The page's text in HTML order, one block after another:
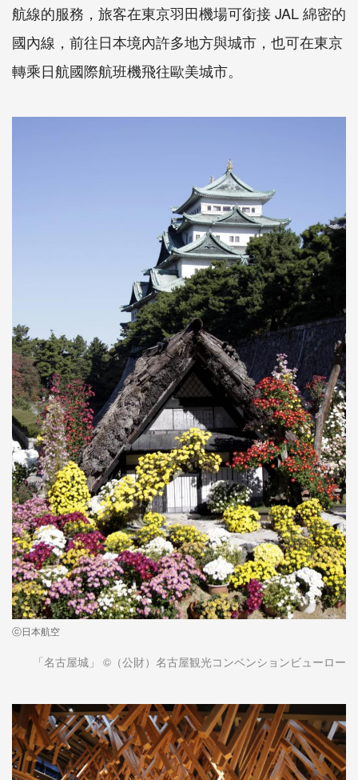
航線的服務，旅客在東京羽田機場可銜接 JAL 綿密的
國內線，前往日本境內許多地方與城市，也可在東京
轉乘日航國際航班機飛往歐美城市。
ⓒ日本航空
「名古屋城」 ©（公財）名古屋観光コンベンションビューロー